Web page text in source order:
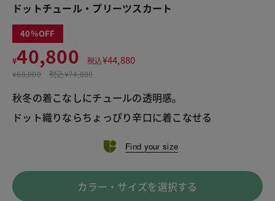
ドットチュール・プリーツスカート
40
¥40,800 税込¥44,880
¥68,000 税込¥74,800
秋冬の着こなしにチュールの透明感。
ドット織りならちょっぴり辛口に着こなせる
Find your size
カラー・サイズを選択する
この商品をシェアする
ドットチュール・プリーツスカート
¥40,800
税込¥44,880
LINE X メール